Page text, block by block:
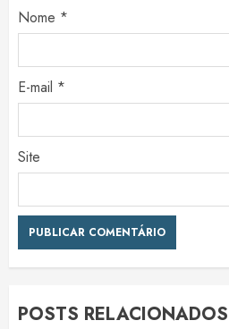
Nome *
E-mail *
Site
POSTS RELACIONADOS